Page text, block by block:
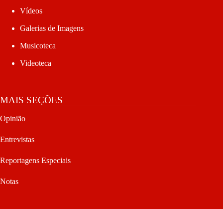
Vídeos
Galerias de Imagens
Musicoteca
Videoteca
MAIS SEÇÕES
Opinião
Entrevistas
Reportagens Especiais
Notas